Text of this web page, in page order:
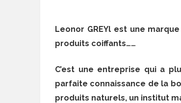
Leonor GREYl est une
produits coiffants……
C’est une entreprise qui a
parfaite connaissance de la
produits naturels, un institut